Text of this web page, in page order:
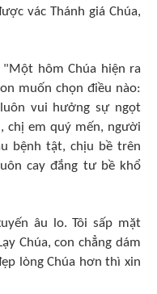
vác Thánh giá Chúa,
hôm Chúa hiện ra
muốn chọn điều nào:
vui hưởng sự ngọt
chị em quý mến, người
bệnh tật, chịu bề trên
cay đắng tư bề khổ
âu lo. Tôi sấp mặt
Chúa, con chẳng dám
lòng Chúa hơn thì xin